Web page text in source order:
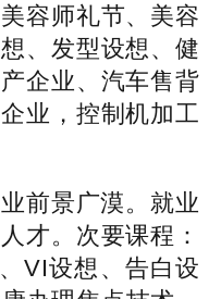
容师礼节、美容
、发型设想、健
企业、汽车售背
业，控制机加工
前景广漠。就业
才。次要课程：
VI设想、告白设